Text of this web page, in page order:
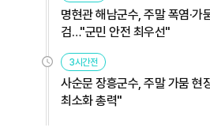
명현관 해남군수, 주말 폭염·가
검…"군민 안전 최우선"
3시간전
사순문 장흥군수, 주말 가뭄 현
최소화 총력"